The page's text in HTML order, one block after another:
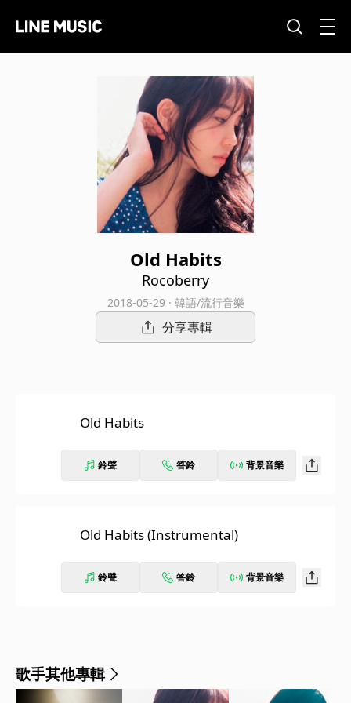
Old Habits
Rocoberry
2018-05-29 · 韓語/流行音樂
分享專輯
Old Habits
鈴聲 答鈴 背景音樂
Old Habits (Instrumental)
鈴聲 答鈴 背景音樂
歌手其他專輯